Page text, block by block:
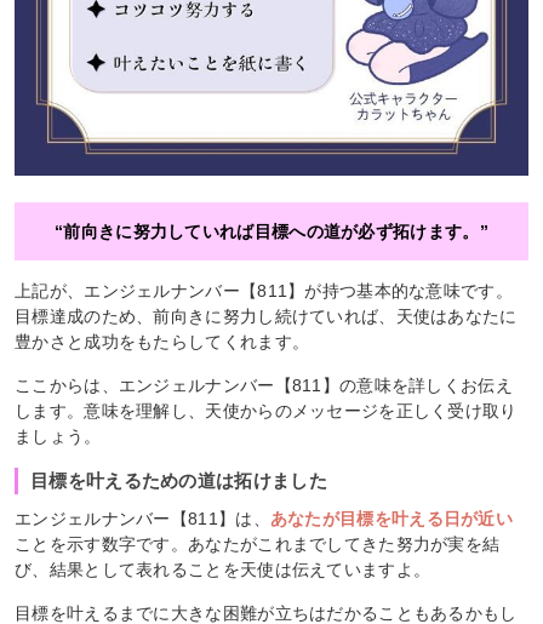
“前向きに努力していれば目標への道が必ず拓けます。”
上記が、エンジェルナンバー【811】が持つ基本的な意味です。
目標達成のため、前向きに努力し続けていれば、天使はあなたに
豊かさと成功をもたらしてくれます。
ここからは、エンジェルナンバー【811】の意味を詳しくお伝え
します。意味を理解し、天使からのメッセージを正しく受け取り
ましょう。
目標を叶えるための道は拓けました
エンジェルナンバー【811】は、 あなたが目標を叶える日が近い
ことを示す数字です。あなたがこれまでしてきた努力が実を結
び、結果として表れることを天使は伝えていますよ。
目標を叶えるまでに大きな困難が立ちはだかることもあるかもし